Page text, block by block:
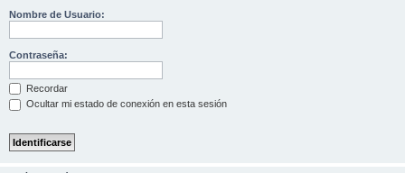
Nombre de Usuario:
Contraseña:
Recordar
Ocultar mi estado de conexión en esta sesión